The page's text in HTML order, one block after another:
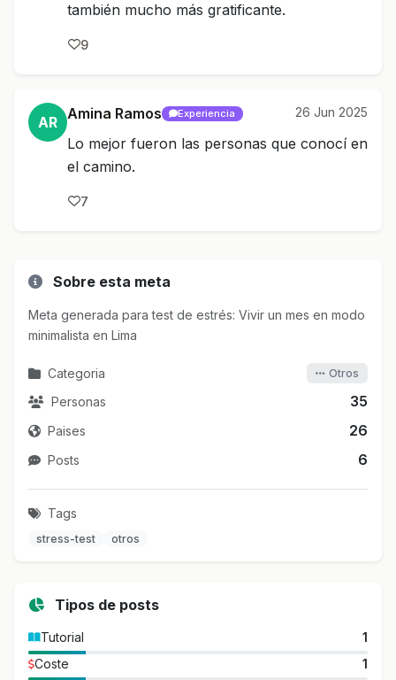
también mucho más gratificante.
9
AR Amina Ramos Experiencia 26 Jun 2025
Lo mejor fueron las personas que conocí en
el camino.
7
Sobre esta meta
Meta generada para test de estrés: Vivir un mes en modo
minimalista en Lima
Categoria Otros
Personas 35
Paises 26
Posts 6
Tags
stress-test otros
Tipos de posts
Tutorial
1
Coste
1